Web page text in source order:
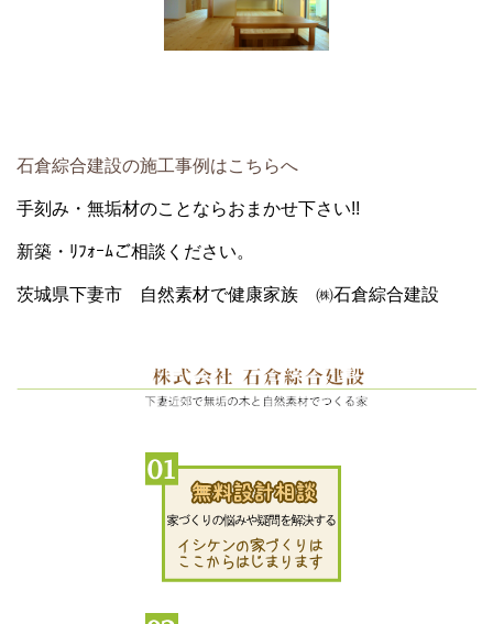
石倉綜合建設の施工事例はこちらへ
手刻み・無垢材のことならおまかせ下さい!!
新築・ﾘﾌｫｰﾑご相談ください。
茨城県下妻市 自然素材で健康家族 ㈱石倉綜合建設